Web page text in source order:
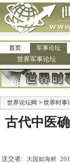
首页 军事论坛
世界军事论坛
世界论坛网 > 世界时事
古代中医
送交者: 大国如海鲜